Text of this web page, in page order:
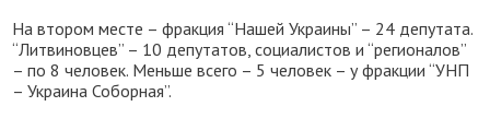
На втором месте – фракция “Нашей Украины” – 24 депутата.
“Литвиновцев” – 10 депутатов, социалистов и “регионалов”
– по 8 человек. Меньше всего – 5 человек – у фракции “УНП
– Украина Соборная”.